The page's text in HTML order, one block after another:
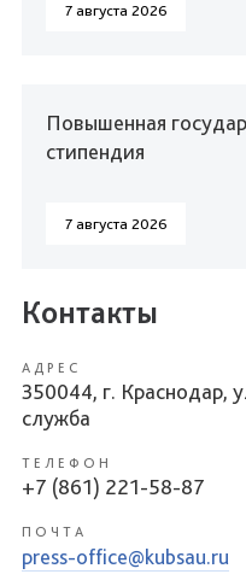
7 августа 2026
Повышенная
стипендия
7 августа 2026
Контакты
АДРЕС
350044, г. Краснодар,
служба
ТЕЛЕФОН
+7 (861) 221-58-87
ПОЧТА
press-office@kubsau.ru